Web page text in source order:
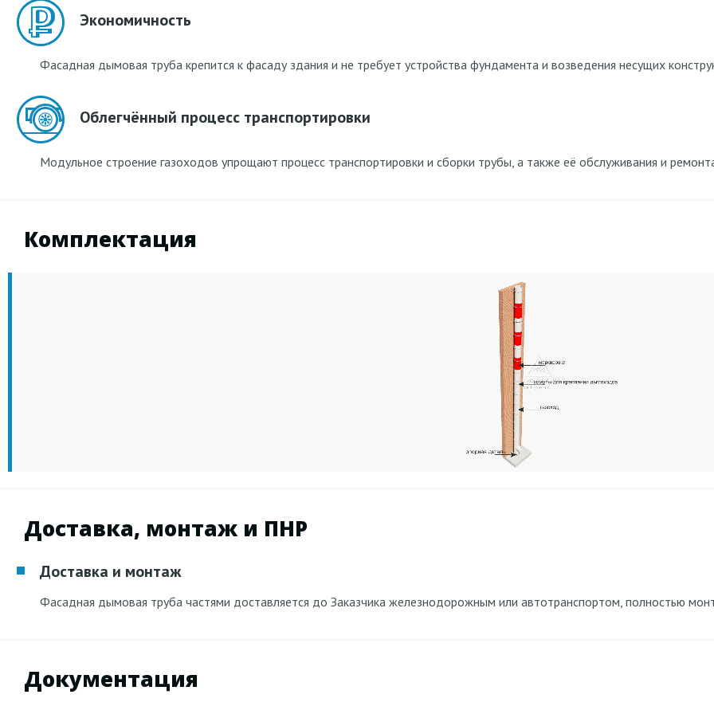
Экономичность
Фасадная дымовая труба крепится к фасаду здания и не требует устройства фундамента и возведения несущих
Облегчённый процесс транспортировки
Модульное строение газоходов упрощают процесс транспортировки и сборки трубы, а также её обслуживания и
Комплектация
Доставка, монтаж и ПНР
Доставка и монтаж
Фасадная дымовая труба частями доставляется до Заказчика железнодорожным или автотранспортом, полностью
Документация